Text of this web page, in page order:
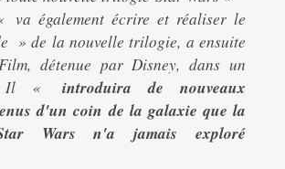
va également écrire et réaliser le
» de la nouvelle trilogie, a ensuite
détenue par Disney, dans un
Il « introduira de nouveaux
d'un coin de la galaxie que la
Wars n'a jamais exploré